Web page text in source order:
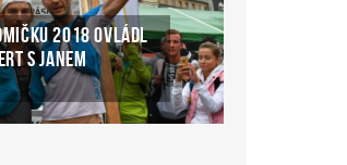
2018 OVLÁDL
S JANEM